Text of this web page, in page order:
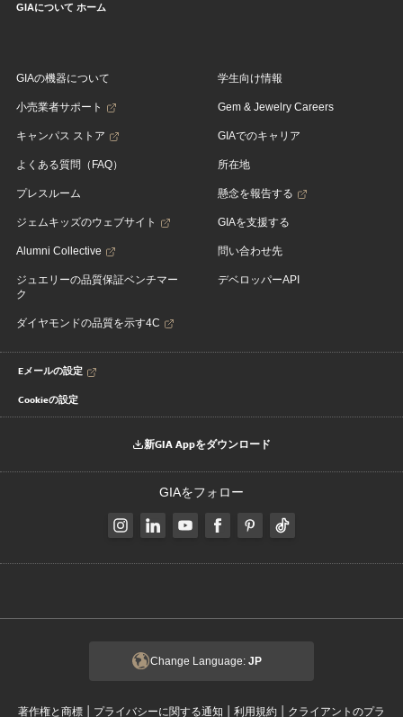
GIAについて ホーム
GIAの機器について
小売業者サポート
キャンパス ストア
よくある質問（FAQ）
プレスルーム
ジェムキッズのウェブサイト
Alumni Collective
ジュエリーの品質保証ベンチマー
ク
ダイヤモンドの品質を示す4C
学生向け情報
Gem & Jewelry Careers
GIAでのキャリア
所在地
懸念を報告する
GIAを支援する
問い合わせ先
デベロッパーAPI
Eメールの設定
Cookieの設定
新GIA Appをダウンロード
GIAをフォロー
Change Language: JP
著作権と商標 | プライバシーに関する通知 | 利用規約 | クライアントのプラ